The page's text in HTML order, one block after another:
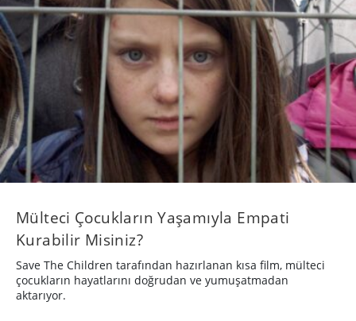
Mülteci Çocukların Yaşamıyla Empati
Kurabilir Misiniz?
Save The Children tarafından hazırlanan kısa film, mülteci
çocukların hayatlarını doğrudan ve yumuşatmadan
aktarıyor.